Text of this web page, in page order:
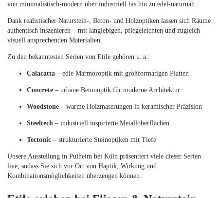
von minimalistisch-modern über industriell bis hin zu edel-naturnah.
Dank realistischer Naturstein-, Beton- und Holzoptiken lassen sich Räume
authentisch inszenieren – mit langlebigen, pflegeleichten und zugleich
visuell ansprechenden Materialien.
Zu den bekanntesten Serien von Etile gehören u. a.:
Calacatta – edle Marmoroptik mit großformatigen Platten
Concrete – urbane Betonoptik für moderne Architektur
Woodstone – warme Holzmaserungen in keramischer Präzision
Steeltech – industriell inspirierte Metalloberflächen
Tectonic – strukturierte Steinoptiken mit Tiefe
Unsere Ausstellung in Pulheim bei Köln präsentiert viele dieser Serien
live, sodass Sie sich vor Ort von Haptik, Wirkung und
Kombinationsmöglichkeiten überzeugen können.